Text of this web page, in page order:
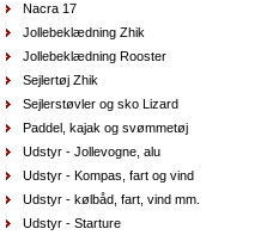
Sejlersko Orca Bay Augusta, farve mørkebrun
Nacra 17
Jollebeklædning Zhik
Jollebeklædning Rooster
Sejlertøj Zhik
Sejlerstøvler og sko Lizard
Paddel, kajak og svømmetøj
Udstyr - Jollevogne, alu
Udstyr - Kompas, fart og vind
Udstyr - kølbåd, fart, vind mm.
Udstyr - Starture